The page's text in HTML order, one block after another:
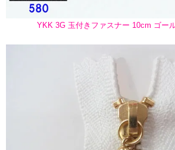
YKK 3G 玉付きファスナー 10cm ゴー